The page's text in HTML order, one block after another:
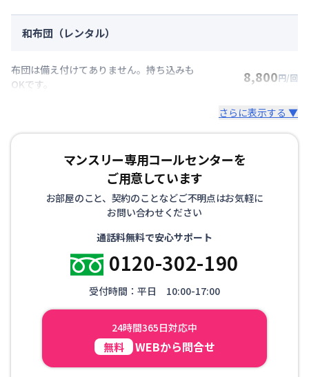
和布団（レンタル）
布団は備え付けてありません。持ち込みも
OKです。
8,800円/回
さらに表示する ▼
マンスリー専用コールセンターを
ご用意しています
お部屋のこと、契約のことなどご不明点はお気軽に
お問い合わせください
通話料無料で安心サポート
0120-302-190
受付時間：平日 10:00-17:00
24時間365日対応中
無料 WEBから問合せ